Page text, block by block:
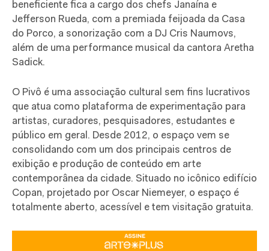
beneficiente fica a cargo dos chefs Janaína e
Jefferson Rueda, com a premiada feijoada da Casa
do Porco, a sonorização com a DJ Cris Naumovs,
além de uma performance musical da cantora Aretha
Sadick.
O Pivô é uma associação cultural sem fins lucrativos
que atua como plataforma de experimentação para
artistas, curadores, pesquisadores, estudantes e
público em geral. Desde 2012, o espaço vem se
consolidando com um dos principais centros de
exibição e produção de conteúdo em arte
contemporânea da cidade. Situado no icônico edifício
Copan, projetado por Oscar Niemeyer, o espaço é
totalmente aberto, acessível e tem visitação gratuita.